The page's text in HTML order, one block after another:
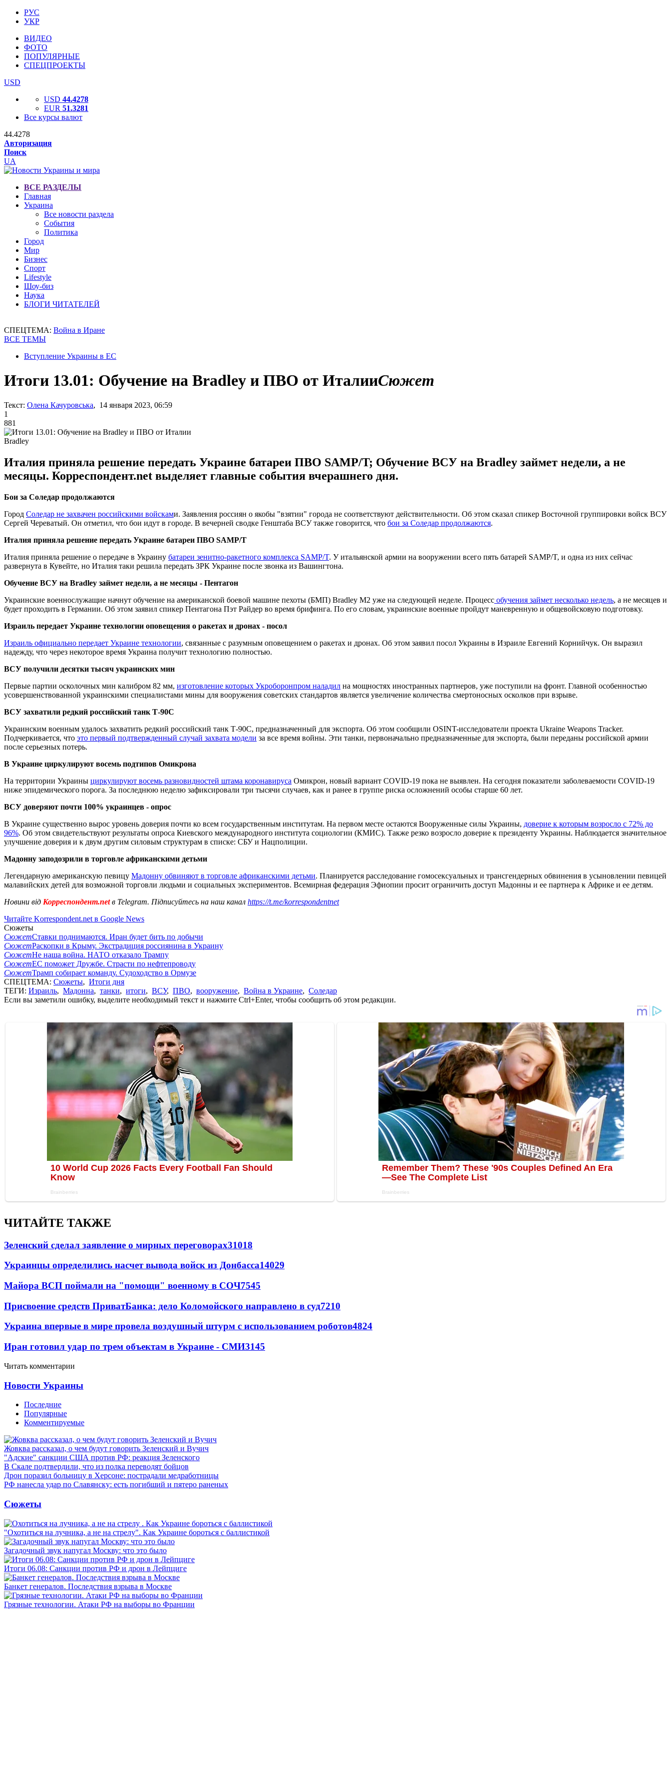
РУС
УКР
ВИДЕО
ФОТО
ПОПУЛЯРНЫЕ
СПЕЦПРОЕКТЫ
USD
USD 44.4278
EUR 51.3281
Все курсы валют
44.4278
Авторизация
Поиск
UA
ВСЕ РАЗДЕЛЫ
Главная
Украина
Все новости раздела
События
Политика
Город
Мир
Бизнес
Спорт
Lifestyle
Шоу-биз
Наука
БЛОГИ ЧИТАТЕЛЕЙ
СПЕЦТЕМА: Война в Иране
ВСЕ ТЕМЫ
Вступление Украины в ЕС
Итоги 13.01: Обучение на Bradley и ПВО от ИталииСюжет
Текст: Олена Качуровська, 14 января 2023, 06:59
1
881
Bradley
Италия приняла решение передать Украине батареи ПВО SAMP/T; Обучение ВСУ на Bradley займет недели, а не
месяцы. Корреспондент.net выделяет главные события вчерашнего дня.
Бои за Соледар продолжаются
Город Соледар не захвачен российскими войсками. Заявления россиян о якобы "взятии" города не соответствуют действительности. Об этом сказал спикер Восточной группировки войск ВСУ
Сергей Череватый. Он отметил, что бои идут в городе. В вечерней сводке Генштаба ВСУ также говорится, что бои за Соледар продолжаются.
Италия приняла решение передать Украине батареи ПВО SAMP/T
Италия приняла решение о передаче в Украину батареи зенитно-ракетного комплекса SAMP/T. У итальянской армии на вооружении всего пять батарей SAMP/T, и одна из них сейчас
развернута в Кувейте, но Италия таки решила передать ЗРК Украине после звонка из Вашингтона.
Обучение ВСУ на Bradley займет недели, а не месяцы - Пентагон
Украинские военнослужащие начнут обучение на американской боевой машине пехоты (БМП) Bradley M2 уже на следующей неделе. Процесс обучения займет несколько недель, а не месяцев и
будет проходить в Германии. Об этом заявил спикер Пентагона Пэт Райдер во время брифинга. По его словам, украинские военные пройдут маневренную и общевойсковую подготовку.
Израиль передает Украине технологии оповещения о ракетах и дронах - посол
Израиль официально передает Украине технологии, связанные с разумным оповещением о ракетах и дронах. Об этом заявил посол Украины в Израиле Евгений Корнийчук. Он выразил
надежду, что через некоторое время Украина получит технологию полностью.
ВСУ получили десятки тысяч украинских мин
Первые партии осколочных мин калибром 82 мм, изготовление которых Укроборонпром наладил на мощностях иностранных партнеров, уже поступили на фронт. Главной особенностью
усовершенствованной украинскими специалистами мины для вооружения советских стандартов является увеличение количества смертоносных осколков при взрыве.
ВСУ захватили редкий российский танк Т-90С
Украинским военным удалось захватить редкий российский танк Т-90С, предназначенный для экспорта. Об этом сообщили OSINT-исследователи проекта Ukraine Weapons Tracker.
Подчеркивается, что это первый подтвержденный случай захвата модели за все время войны. Эти танки, первоначально предназначенные для экспорта, были переданы российской армии
после серьезных потерь.
В Украине циркулируют восемь подтипов Омикрона
На территории Украины циркулируют восемь разновидностей штама коронавируса Омикрон, новый вариант COVID-19 пока не выявлен. На сегодня показатели заболеваемости COVID-19
ниже эпидемического порога. За последнюю неделю зафиксировали три тысячи случаев, как и ранее в группе риска осложнений особы старше 60 лет.
ВСУ доверяют почти 100% украинцев - опрос
В Украине существенно вырос уровень доверия почти ко всем государственным институтам. На первом месте остаются Вооруженные силы Украины, доверие к которым возросло с 72% до
96%. Об этом свидетельствуют результаты опроса Киевского международного института социологии (КМИС). Также резко возросло доверие к президенту Украины. Наблюдается значительное
улучшение доверия и к двум другим силовым структурам в списке: СБУ и Нацполиции.
Мадонну заподозрили в торговле африканскими детьми
Легендарную американскую певицу Мадонну обвиняют в торговле африканскими детьми. Планируется расследование гомосексуальных и трансгендерных обвинения в усыновлении певицей
малавийских детей для возможной торговли людьми и социальных экспериментов. Всемирная федерация Эфиопии просит ограничить доступ Мадонны и ее партнера к Африке и ее детям.
Новини від Корреспондент.netв Telegram. Підписуйтесь на наш канал https://t.me/korrespondentnet
Читайте Korrespondent.net в Google News
Сюжеты
СюжетСтавки поднимаются. Иран будет бить по добычи
СюжетРаскопки в Крыму. Экстрадиция россиянина в Украину
СюжетНе наша война. НАТО отказало Трампу
СюжетЕС поможет Дружбе. Страсти по нефтепроводу
СюжетТрамп собирает команду. Судоходство в Ормузе
СПЕЦТЕМА: Сюжеты, Итоги дня
ТЕГИ: Израиль, Мадонна, танки, итоги, ВСУ, ПВО, вооружение, Война в Украине, Соледар
Если вы заметили ошибку, выделите необходимый текст и нажмите Ctrl+Enter, чтобы сообщить об этом редакции.
ЧИТАЙТЕ ТАКЖЕ
Зеленский сделал заявление о мирных переговорах31018
Украинцы определились насчет вывода войск из Донбасса14029
Майора ВСП поймали на "помощи" военному в СОЧ7545
Присвоение средств ПриватБанка: дело Коломойского направлено в суд7210
Украина впервые в мире провела воздушный штурм с использованием роботов4824
Иран готовил удар по трем объектам в Украине - СМИ3145
Читать комментарии
Новости Украины
Последние
Популярные
Комментируемые
Жовква рассказал, о чем будут говорить Зеленский и Вучич
"Адские" санкции США против РФ: реакция Зеленского
В Скале подтвердили, что из полка переводят бойцов
Дрон поразил больницу в Херсоне: пострадали медработницы
РФ нанесла удар по Славянску: есть погибший и пятеро раненых
Сюжеты
"Охотиться на лучника, а не на стрелу". Как Украине бороться с баллистикой
Загадочный звук напугал Москву: что это было
Итоги 06.08: Санкции против РФ и дрон в Лейпциге
Банкет генералов. Последствия взрыва в Москве
Грязные технологии. Атаки РФ на выборы во Франции